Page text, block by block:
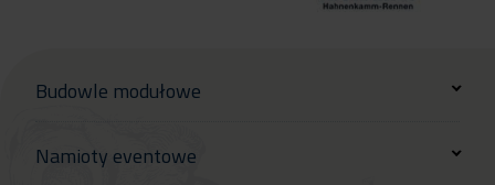
Budowle modułowe
Namioty eventowe